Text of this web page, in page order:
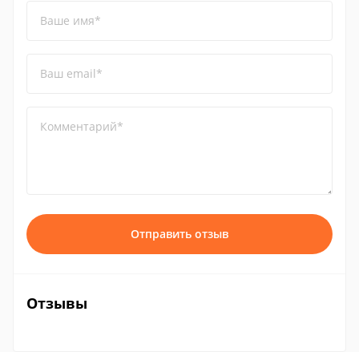
Ваше имя*
Ваш email*
Комментарий*
Отправить отзыв
Отзывы